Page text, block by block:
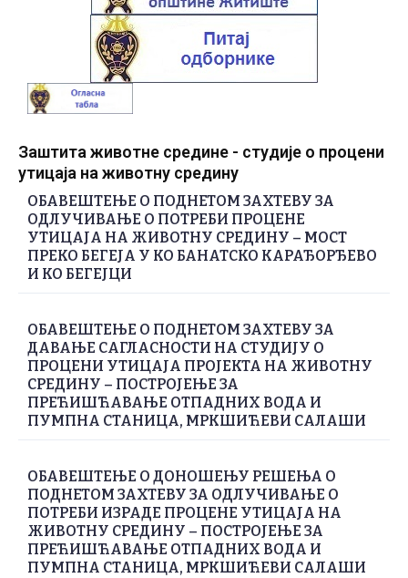
Заштита животне средине - студије о процени
утицаја на животну средину
ОБАВЕШТЕЊЕ О ПОДНЕТОМ ЗАХТЕВУ ЗА
ОДЛУЧИВАЊЕ О ПОТРЕБИ ПРОЦЕНЕ
УТИЦАЈА НА ЖИВОТНУ СРЕДИНУ – МОСТ
ПРЕКО БЕГЕЈА У КО БАНАТСКО КАРАЂОРЂЕВО
И КО БЕГЕЈЦИ
ОБАВЕШТЕЊЕ О ПОДНЕТОМ ЗАХТЕВУ ЗА
ДАВАЊЕ САГЛАСНОСТИ НА СТУДИЈУ О
ПРОЦЕНИ УТИЦАЈА ПРОЈЕКТА НА ЖИВОТНУ
СРЕДИНУ – ПОСТРОЈЕЊЕ ЗА
ПРЕЋИШЋАВАЊЕ ОТПАДНИХ ВОДА И
ПУМПНА СТАНИЦА, МРКШИЋЕВИ САЛАШИ
ОБАВЕШТЕЊЕ О ДОНОШЕЊУ РЕШЕЊА О
ПОДНЕТОМ ЗАХТЕВУ ЗА ОДЛУЧИВАЊЕ О
ПОТРЕБИ ИЗРАДЕ ПРОЦЕНЕ УТИЦАЈА НА
ЖИВОТНУ СРЕДИНУ – ПОСТРОЈЕЊЕ ЗА
ПРЕЋИШЋАВАЊЕ ОТПАДНИХ ВОДА И
ПУМПНА СТАНИЦА, МРКШИЋЕВИ САЛАШИ